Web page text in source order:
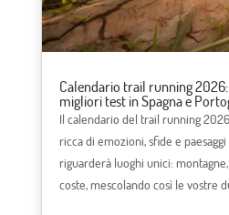
Calendario trail running
migliori test in Spagna e
Il calendario del trail running
ricca di emozioni, sfide e
riguarderà luoghi unici:
coste, mescolando così le vostre